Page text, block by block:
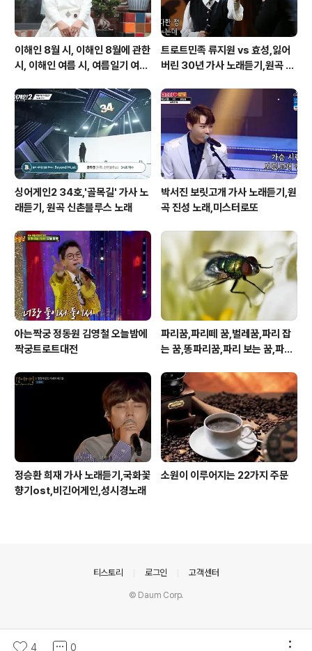
이해인 8월 시, 이해인 8월에 관한
시, 이해인 여름 시, 여름일기 여름
트로트민족 류지원 vs 효성,잃어
버린 30년 가사 노래듣기,원곡 설
싱어게인2 34호,'골목길' 가사 노
래듣기, 원곡 신촌블루스 노래
박서진 보릿고개 가사 노래듣기,원
곡 진성 노래,미스터로또
아는짝궁 정동원 김영철 오늘밤에
짝궁트로트대전
파리꿈,파리떼 꿈,벌레꿈,파리 잡
는 꿈,똥파리꿈,파리 보는 꿈,파리
정승환 희재 가사 노래듣기,국화꽃
향기ost,비긴어게인,성시경노래
소원이 이루어지는 22가지 주문
4 0
티스토리 로그인 고객센터
© Daum Corp.